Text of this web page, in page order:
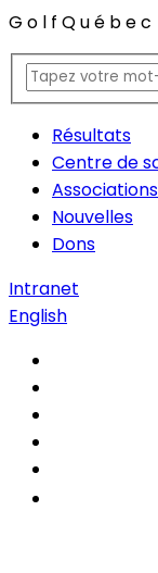
G o l f Qué bec
Résultats
Centre de
Nouvelles
Dons
Intranet
English